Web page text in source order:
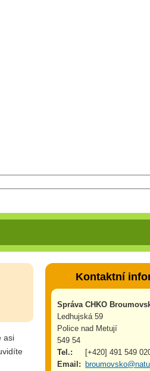
asi
Kontaktní
Správa CHKO
Ledhujská 59
Police nad Metují
549 54
Tel.:
[+420] 491 549
Email: